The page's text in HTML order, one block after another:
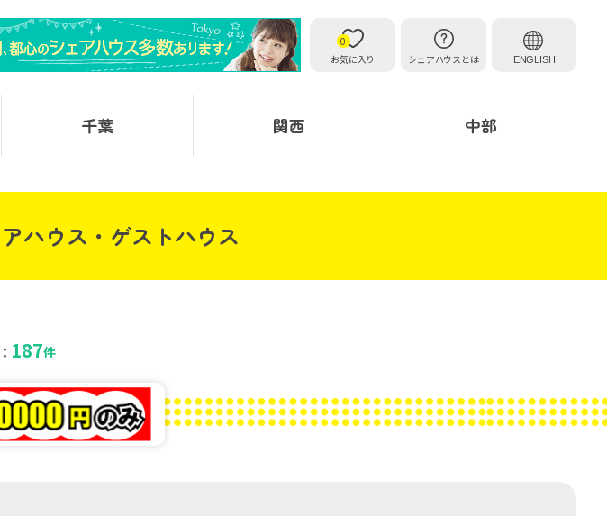
お気に入り
0
シェアハウスとは
ENGLISH
千葉 関西 中部
ハウス・ゲストハウス
187件